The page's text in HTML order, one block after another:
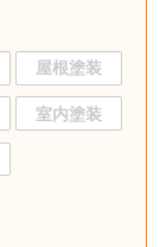
屋根塗装
室内塗装